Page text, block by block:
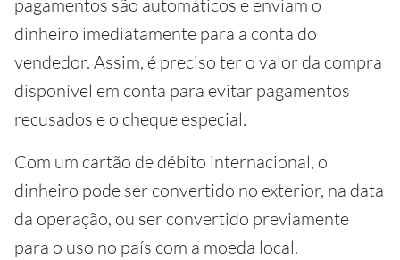
pagamentos são automáticos e enviam o
dinheiro imediatamente para a conta do
vendedor. Assim, é preciso ter o valor da compra
disponível em conta para evitar pagamentos
recusados e o cheque especial.
Com um cartão de débito internacional, o
dinheiro pode ser convertido no exterior, na data
da operação, ou ser convertido previamente
para o uso no país com a moeda local.